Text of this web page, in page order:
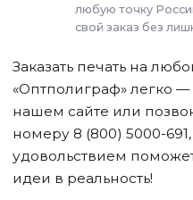
любую точку
свой заказ без
Заказать печать на
«Оптполиграф» легко
нашем сайте или
номеру 8 (800) 5000-
удовольствием
идеи в реальность!